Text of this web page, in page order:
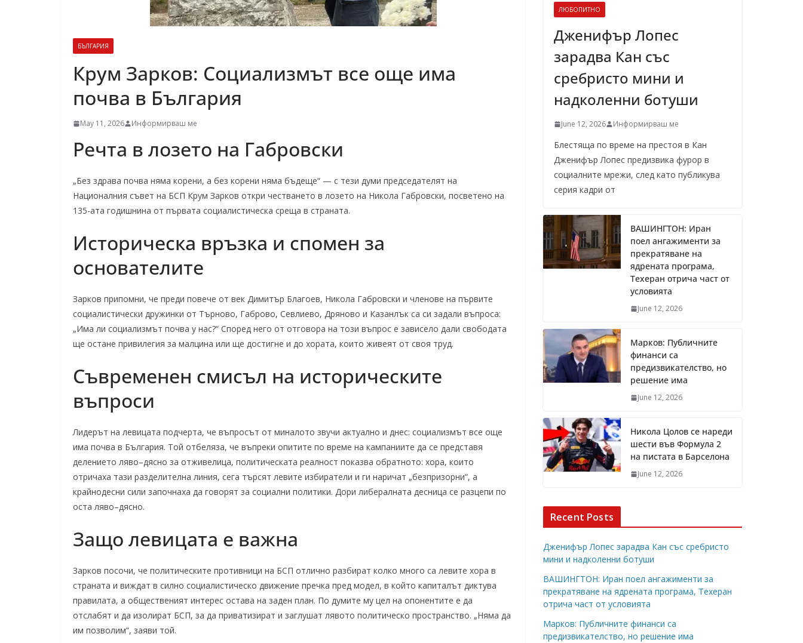
БЪЛГАРИЯ
Крум Зарков: Социализмът все още има
почва в България
May 11, 2026 Информирваш ме
Речта в лозето на Габровски
„Без здрава почва няма корени, а без корени няма бъдеще“ — с тези думи председателят на
Националния съвет на БСП Крум Зарков откри честването в лозето на Никола Габровски, посветено на
135-ата годишнина от първата социалистическа среща в страната.
Историческа връзка и спомен за
основателите
Зарков припомни, че преди повече от век Димитър Благоев, Никола Габровски и членове на първите
социалистически дружинки от Търново, Габрово, Севлиево, Дряново и Казанлък са си задали въпроса:
„Има ли социализмът почва у нас?“ Според него от отговора на този въпрос е зависело дали свободата
ще остане привилегия за малцина или ще достигне и до хората, които живеят от своя труд.
Съвременен смисъл на историческите
въпроси
Лидерът на левицата подчерта, че въпросът от миналото звучи актуално и днес: социализмът все още
има почва в България. Той отбеляза, че въпреки опитите по време на кампаниите да се представя
делението ляво–дясно за отживелица, политическата реалност показва обратното: хора, които
отричаха тази разделителна линия, сега търсят левите избиратели и ги наричат „безпризорни“, а
крайнодесни сили започнаха да говорят за социални политики. Дори либералната десница се разцепи по
оста ляво–дясно.
Защо левицата е важна
Зарков посочи, че политическите противници на БСП отлично разбират колко много са левите хора в
страната и виждат в силно социалистическо движение пречка пред модел, в който капиталът диктува
правилата, а общественият интерес остава на заден план. По думите му цел на опонентите е да
отслабят и да изолират БСП, за да приватизират и заглушат лявото политическо пространство. „Няма да
им позволим“, заяви той.
ЛЮБОПИТНО
Дженифър Лопес
зарадва Кан със
сребристо мини и
надколенни ботуши
June 12, 2026 Информирваш ме
Блестяща по време на престоя в Кан
Дженифър Лопес предизвика фурор в
социалните мрежи, след като публикува
серия кадри от
ВАШИНГТОН: Иран
поел ангажименти за
прекратяване на
ядрената програма,
Техеран отрича част от
условията
June 12, 2026
Марков: Публичните
финанси са
предизвикателство, но
решение има
June 12, 2026
Никола Цолов се нареди
шести във Формула 2
на пистата в Барселона
June 12, 2026
Recent Posts
Дженифър Лопес зарадва Кан със сребристо
мини и надколенни ботуши
ВАШИНГТОН: Иран поел ангажименти за
прекратяване на ядрената програма, Техеран
отрича част от условията
Марков: Публичните финанси са
предизвикателство, но решение има